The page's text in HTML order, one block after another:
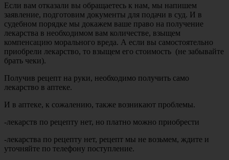
Если вам отказали вы обращаетесь к нам, мы напишем
заявление, подготовим документы для подачи в суд. И в
судебном порядке мы докажем ваше право на получение
лекарства в необходимом вам количестве, взыщем
компенсацию морального вреда. А если вы самостоятельно
приобрели лекарство, то взыщем его стоимость (не забывайте
брать чеки).
Получив рецепт на руки, необходимо получить само
лекарство в аптеке.
И в аптеке, к сожалению, также возникают проблемы.
-лекарств по рецепту нет, но платно можно приобрести
-лекарства по рецепту нет, рецепт мы не возьмем, ждите и
уточняйте по телефону поступление.